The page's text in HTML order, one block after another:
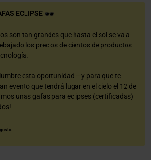
ECLIPSE
son tan grandes que hasta el sol se va a
los precios de cientos de productos
esta oportunidad —y para que te
evento que tendrá lugar en el cielo el 12 de
unas gafas para eclipses (certificadas)